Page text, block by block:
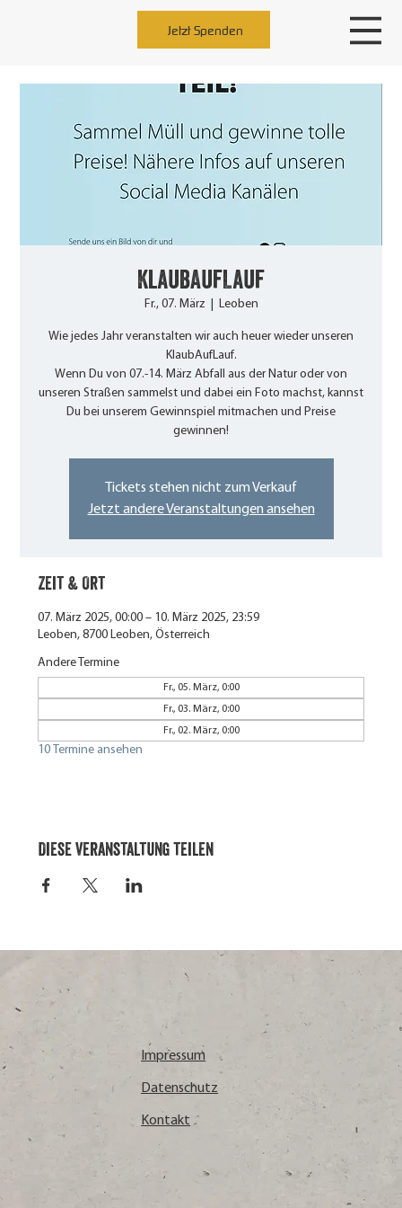
Jetzt Spenden
KlaubAufLauf
Fr., 07. März Leoben
Wie jedes Jahr veranstalten wir auch heuer wieder unseren
KlaubAufLauf.
Wenn Du von 07.-14. März Abfall aus der Natur oder von
unseren Straßen sammelst und dabei ein Foto machst, kannst
Du bei unserem Gewinnspiel mitmachen und Preise
gewinnen!
Tickets stehen nicht zum Verkauf
Jetzt andere Veranstaltungen ansehen
Zeit & Ort
07. März 2025, 00:00 – 10. März 2025, 23:59
Leoben, 8700 Leoben, Österreich
Andere Termine
Fr., 05. März, 0:00
Fr., 03. März, 0:00
Fr., 02. März, 0:00
10 Termine ansehen
Diese Veranstaltung teilen
Impressum
Datenschutz
Kontakt